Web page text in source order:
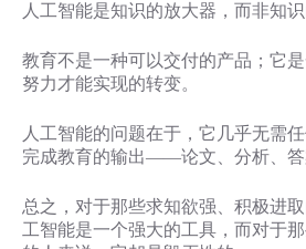
人工智能是知识的放大器，而非知识
教育不是一种可以交付的产品；它
努力才能实现的转变。
人工智能的问题在于，它几乎无需
完成教育的输出——论文、分析、答
总之，对于那些求知欲强、积极进
工智能是一个强大的工具，而对于